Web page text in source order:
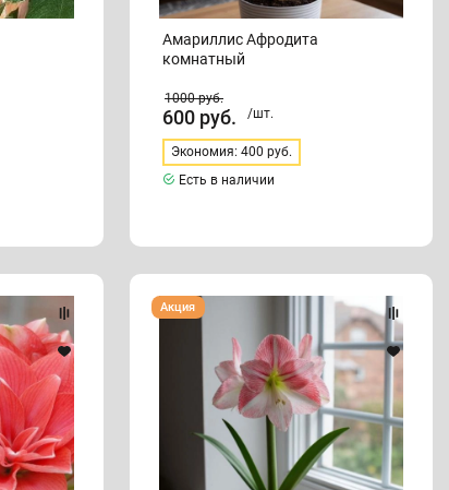
Амариллис Афродита
комнатный
1000руб.
600 руб. /шт.
Экономия: 400 руб.
Есть в наличии
Амариллис
Нимфа
Акция